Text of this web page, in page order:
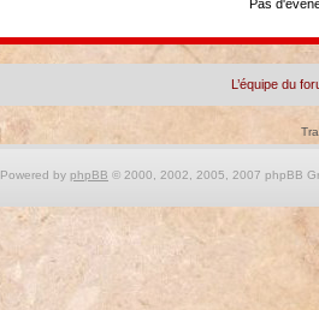
Pas
L’équipe du
Powered by phpBB © 2000, 2002, 2005, 2007 phpBB